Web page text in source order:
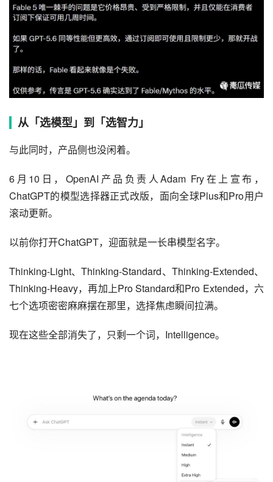
从「选模型」到「选智力」
与此同时，产品侧也没闲着。
6月10日，OpenAI产品负责人Adam Fry在上宣布，
ChatGPT的模型选择器正式改版，面向全球Plus和Pro用户
滚动更新。
以前你打开ChatGPT，迎面就是一长串模型名字。
Thinking-Light、Thinking-Standard、Thinking-Extended、
Thinking-Heavy，再加上Pro Standard和Pro Extended，六
七个选项密密麻麻摆在那里，选择焦虑瞬间拉满。
现在这些全部消失了，只剩一个词，Intelligence。